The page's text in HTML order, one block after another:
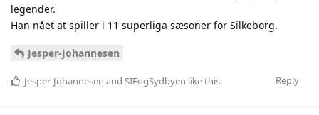
legender.
Han nået at spiller i 11 superliga sæsoner for Silkeborg.
Jesper-Johannesen
Reply
Jesper-Johannesen and SIFogSydbyen like this.